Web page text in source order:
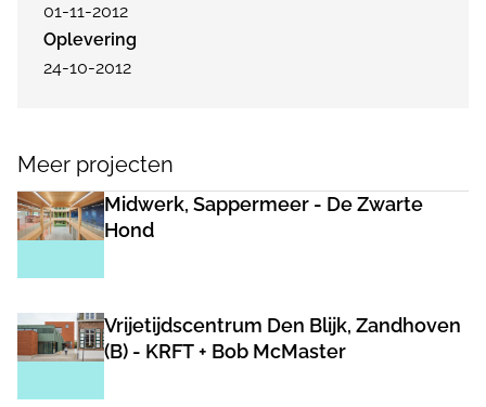
01-11-2012
Oplevering
24-10-2012
Meer projecten
Midwerk, Sappermeer - De Zwarte
Hond
Vrijetijdscentrum Den Blijk, Zandhoven
(B) - KRFT + Bob McMaster